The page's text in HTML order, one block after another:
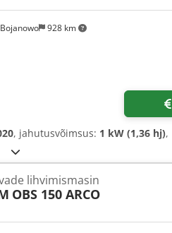
928 km
, jahutusvõimsus: 1 kW (1,36 hj),
lihvimismasin
OBS 150 ARCO